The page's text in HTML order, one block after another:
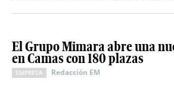
El Grupo Mimara abre una
en Camas con 180 plazas
EMPRESA Redacción EM